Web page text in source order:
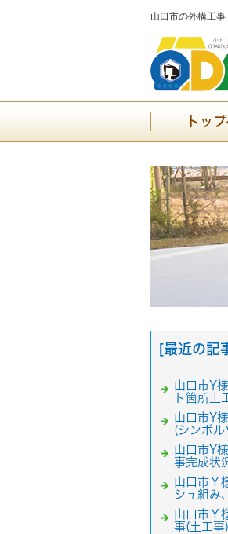
山口市の外構工
トッ
[最近の記
山口市Y
ト箇所土
山口市Y
(シンボル
山口市Y
事完成状
山口市Ｙ
シュ組み
山口市Ｙ
事(土工事)